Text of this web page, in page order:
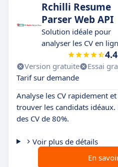
Rchilli Resume
Parser Web API
Solution idéale pour
analyser les CV en
4.4
Version gratuite Essai
Tarif sur demande
Analyse les CV rapidement
trouver les candidats idéaux.
des CV de 80%.
Voir plus de détails
En